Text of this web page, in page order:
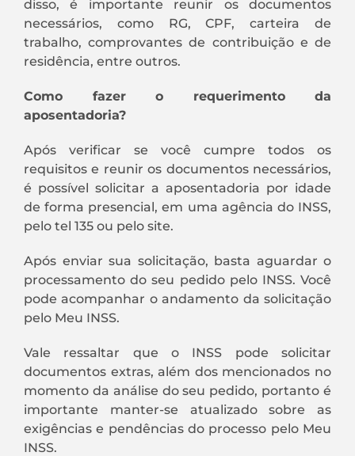
disso, é importante reunir os documentos
necessários, como RG, CPF, carteira de
trabalho, comprovantes de contribuição e de
residência, entre outros.
Como fazer o requerimento da
aposentadoria?
Após verificar se você cumpre todos os
requisitos e reunir os documentos necessários,
é possível solicitar a aposentadoria por idade
de forma presencial, em uma agência do INSS,
pelo tel 135 ou pelo site.
Após enviar sua solicitação, basta aguardar o
processamento do seu pedido pelo INSS. Você
pode acompanhar o andamento da solicitação
pelo Meu INSS.
Vale ressaltar que o INSS pode solicitar
documentos extras, além dos mencionados no
momento da análise do seu pedido, portanto é
importante manter-se atualizado sobre as
exigências e pendências do processo pelo Meu
INSS.